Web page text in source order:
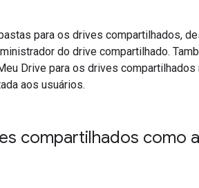
para os drives compartilhados,
do drive compartilhado.
Drive para os drives compartilhados
aos usuários.
compartilhados como